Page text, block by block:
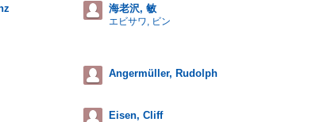
海老沢, 敏
エビサワ, ビン
Angermüller, Rudolph
Eisen, Cliff